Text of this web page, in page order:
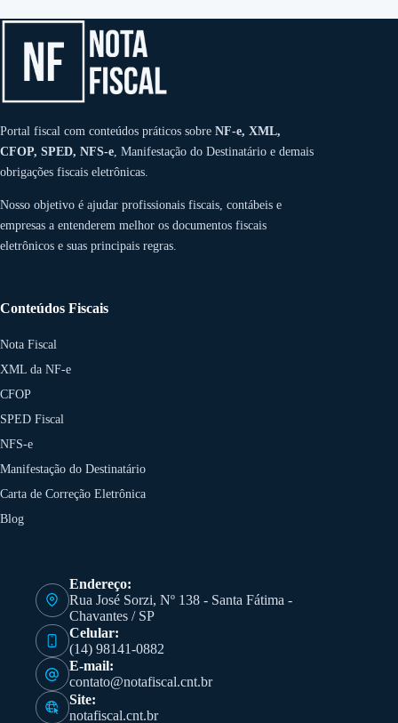
Portal fiscal com conteúdos práticos sobre NF-e, XML,
CFOP, SPED, NFS-e , Manifestação do Destinatário e demais
obrigações fiscais eletrônicas.
Nosso objetivo é ajudar profissionais fiscais, contábeis e
empresas a entenderem melhor os documentos fiscais
eletrônicos e suas principais regras.
Conteúdos Fiscais
Nota Fiscal
XML da NF-e
CFOP
SPED Fiscal
NFS-e
Manifestação do Destinatário
Carta de Correção Eletrônica
Blog
Endereço:
Rua José Sorzi, Nº 138 - Santa Fátima -
Chavantes / SP
Celular:
(14) 98141-0882
E-mail:
contato@notafiscal.cnt.br
Site:
notafiscal.cnt.br